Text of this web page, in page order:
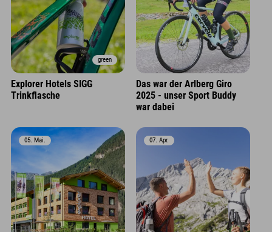
green
Explorer Hotels SIGG
Trinkflasche
Das war der Arlberg Giro
2025 - unser Sport Buddy
war dabei
05. Mai. 07. Apr.